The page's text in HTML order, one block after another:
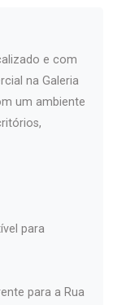
e com
na Galeria
um ambiente
para
para a Rua